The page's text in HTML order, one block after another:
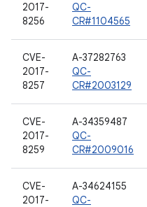
2017-
8256
QC-
CR#1104565
CVE-
2017-
8257
A-37282763
QC-
CR#2003129
CVE-
2017-
8259
A-34359487
QC-
CR#2009016
CVE-
2017-
A-34624155
QC-